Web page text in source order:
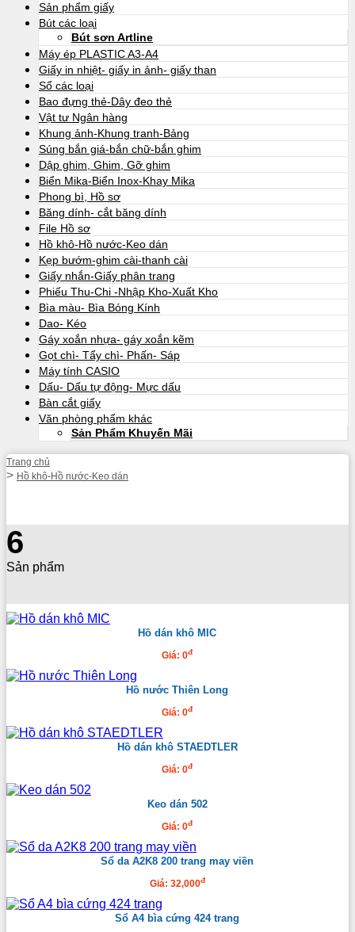
Sản phẩm giấy
Bút các loại
Bút sơn Artline
Máy ép PLASTIC A3-A4
Giấy in nhiệt- giấy in ảnh- giấy than
Sổ các loại
Bao đựng thẻ-Dây đeo thẻ
Vật tư Ngân hàng
Khung ảnh-Khung tranh-Bảng
Súng bắn giá-bắn chữ-bắn ghim
Dập ghim, Ghim, Gỡ ghim
Biển Mika-Biển Inox-Khay Mika
Phong bì, Hồ sơ
Băng dính- cắt băng dính
File Hồ sơ
Hồ khô-Hồ nước-Keo dán
Kẹp bướm-ghim cài-thanh cài
Giấy nhắn-Giấy phân trang
Phiếu Thu-Chi -Nhập Kho-Xuất Kho
Bìa màu- Bìa Bóng Kính
Dao- Kéo
Gáy xoắn nhựa- gáy xoắn kẽm
Gọt chì- Tẩy chì- Phấn- Sáp
Máy tính CASIO
Dấu- Dấu tự động- Mực dấu
Bàn cắt giấy
Văn phòng phẩm khác
Sản Phẩm Khuyến Mãi
Trang chủ
Hồ khô-Hồ nước-Keo dán
6
Sản phẩm
Hồ dán khô MIC
Giá: 0đ
Hồ nước Thiên Long
Giá: 0đ
Hồ dán khô STAEDTLER
Giá: 0đ
Keo dán 502
Giá: 0đ
Sổ da A2K8 200 trang may viền
Giá: 32,000đ
Sổ A4 bìa cứng 424 trang